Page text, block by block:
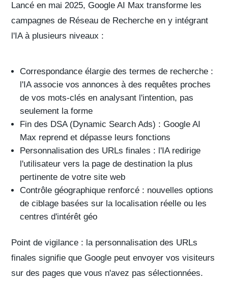
Lancé en mai 2025,Google AI Max transforme les
campagnes de Réseau de Recherche en y intégrant
l'IA à plusieurs niveaux :
Correspondance élargie des termes de recherche :
l'IA associe vos annonces à des requêtes proches
de vos mots-clés en analysant l'intention, pas
seulement la forme
Fin des DSA(Dynamic Search Ads) : Google AI
Max reprend et dépasse leurs fonctions
Personnalisation des URLs finales : l'IA redirige
l'utilisateur vers la page de destination la plus
pertinente de votre site web
Contrôle géographique renforcé : nouvelles options
de ciblage basées sur la localisation réelle ou les
centres d'intérêt géo
Point de vigilance : la personnalisation des URLs
finales signifie que Google peut envoyer vos visiteurs
sur des pages que vous n'avez pas sélectionnées.